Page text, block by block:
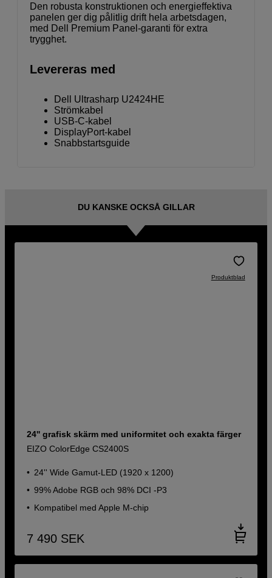
Den robusta konstruktionen och energieffektiva
panelen ger dig pålitlig drift hela arbetsdagen,
med Dell Premium Panel-garanti för extra
trygghet.
Levereras med
Dell Ultrasharp U2424HE
Strömkabel
USB-C-kabel
DisplayPort-kabel
Snabbstartsguide
DU KANSKE OCKSÅ GILLAR
Produktblad
24'' grafisk skärm med uniformitet och exakta färger
EIZO ColorEdge CS2400S
24'' Wide Gamut-LED (1920 x 1200)
99% Adobe RGB och 98% DCI -P3
Kompatibel med Apple M-chip
7 490 SEK